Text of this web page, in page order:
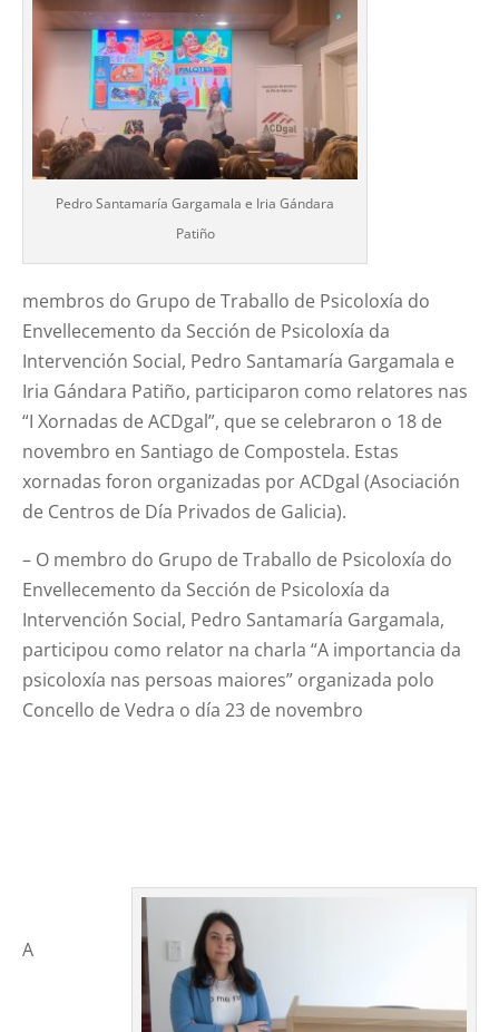
Pedro Santamaría Gargamala e Iria Gándara
Patiño
membros do Grupo de Traballo de Psicoloxía do
Envellecemento da Sección de Psicoloxía da
Intervención Social, Pedro Santamaría Gargamala e
Iria Gándara Patiño, participaron como relatores nas
“I Xornadas de ACDgal”, que se celebraron o 18 de
novembro en Santiago de Compostela. Estas
xornadas foron organizadas por ACDgal (Asociación
de Centros de Día Privados de Galicia).
– O membro do Grupo de Traballo de Psicoloxía do
Envellecemento da Sección de Psicoloxía da
Intervención Social, Pedro Santamaría Gargamala,
participou como relator na charla “A importancia da
psicoloxía nas persoas maiores” organizada polo
Concello de Vedra o día 23 de novembro
A